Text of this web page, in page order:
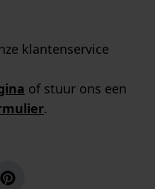
klantenservice
of stuur ons een
.